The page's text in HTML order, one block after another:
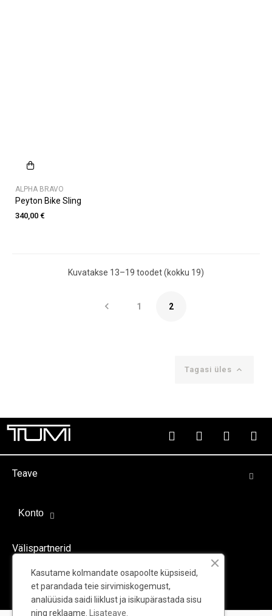
ALPHA BRAVO
Peyton Bike Sling
340,00 €
Kuvatakse 13–19 toodet (kokku 19)
 1 2
Tagasi üles 
Teave
Konto
Välispartnerid
Kasutame kolmandate osapoolte küpsiseid,
et parandada teie sirvimiskogemust,
analüüsida saidi liiklust ja isikupärastada sisu
ning reklaame.
Lisateave.